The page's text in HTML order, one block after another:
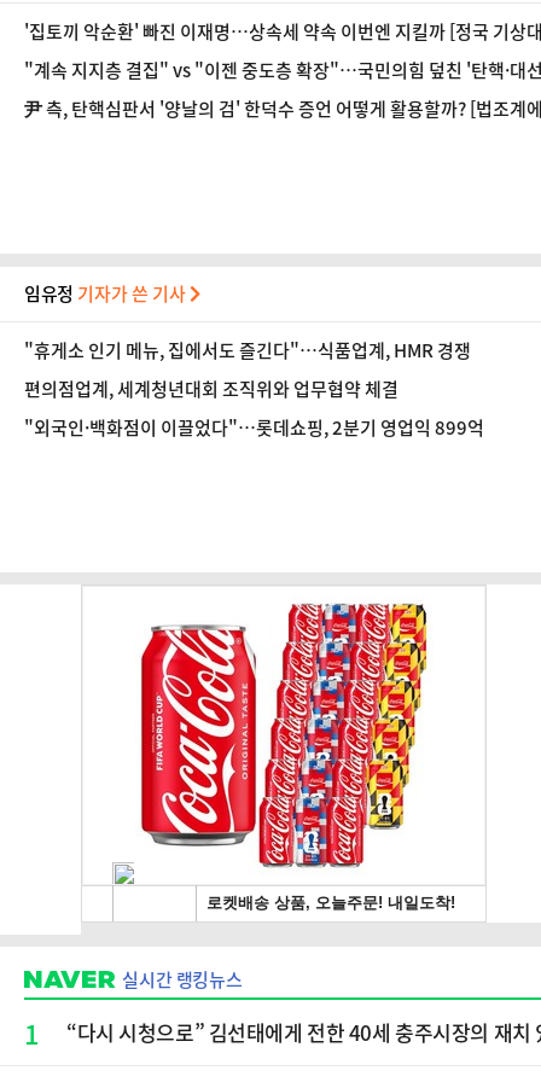
'집토끼 악순환' 빠진 이재명…상속세 약속 이번엔 지킬까 [정국 기상
"계속 지지층 결집" vs "이젠 중도층 확장"…국민의힘 덮친 '탄핵·대
尹 측, 탄핵심판서 '양날의 검' 한덕수 증언 어떻게 활용할까? [법조계
임유정 기자가 쓴 기사
"휴게소 인기 메뉴, 집에서도 즐긴다"…식품업계, HMR 경쟁
편의점업계, 세계청년대회 조직위와 업무협약 체결
"외국인·백화점이 이끌었다"…롯데쇼핑, 2분기 영업익 899억
실시간 랭킹뉴스
1 “다시 시청으로” 김선태에게 전한 40세 충주시장의 재